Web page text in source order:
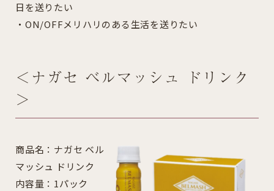
日を送りたい
・ON/OFFメリハリのある生活を送りたい
＜ナガセ ベルマッシュ ドリンク
＞
商品名：ナガセ ベル
マッシュ ドリンク
内容量：1パック